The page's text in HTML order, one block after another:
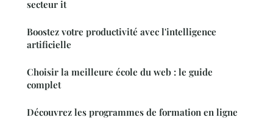
secteur it
Boostez votre productivité avec l'intelligence
artificielle
Choisir la meilleure école du web : le guide
complet
Découvrez les programmes de formation en ligne